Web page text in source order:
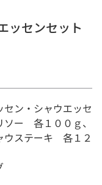
ッセンセット
ン・シャウエッセ
ソー 各１００ｇ、
ウステーキ 各１２